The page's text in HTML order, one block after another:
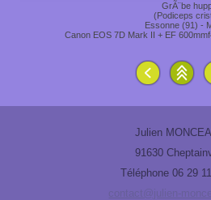
GrÃ¨be
(Podiceps
Essonne (91) -
Canon EOS 7D Mark II + EF
Julien
91630
Téléphone 06 29
contact@julien-